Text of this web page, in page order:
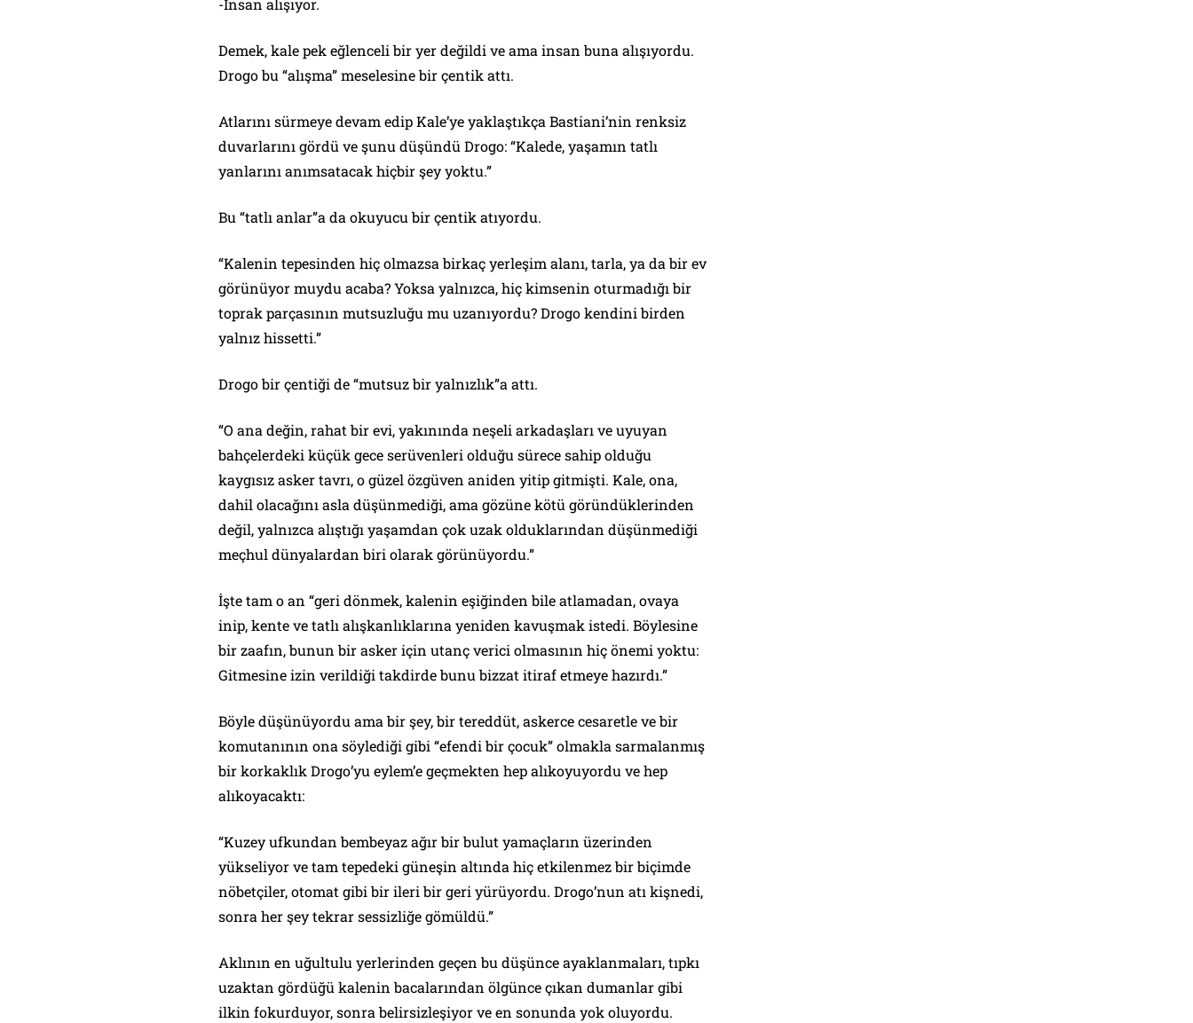
-İnsan alışıyor.
Demek, kale pek eğlenceli bir yer değildi ve ama insan buna alışıyordu.
Drogo bu “alışma” meselesine bir çentik attı.
Atlarını sürmeye devam edip Kale’ye yaklaştıkça Bastiani’nin renksiz
duvarlarını gördü ve şunu düşündü Drogo: “Kalede, yaşamın tatlı
yanlarını anımsatacak hiçbir şey yoktu.”
Bu “tatlı anlar”a da okuyucu bir çentik atıyordu.
“Kalenin tepesinden hiç olmazsa birkaç yerleşim alanı, tarla, ya da bir ev
görünüyor muydu acaba? Yoksa yalnızca, hiç kimsenin oturmadığı bir
toprak parçasının mutsuzluğu mu uzanıyordu? Drogo kendini birden
yalnız hissetti.”
Drogo bir çentiği de “mutsuz bir yalnızlık”a attı.
“O ana değin, rahat bir evi, yakınında neşeli arkadaşları ve uyuyan
bahçelerdeki küçük gece serüvenleri olduğu sürece sahip olduğu
kaygısız asker tavrı, o güzel özgüven aniden yitip gitmişti. Kale, ona,
dahil olacağını asla düşünmediği, ama gözüne kötü göründüklerinden
değil, yalnızca alıştığı yaşamdan çok uzak olduklarından düşünmediği
meçhul dünyalardan biri olarak görünüyordu.”
İşte tam o an “geri dönmek, kalenin eşiğinden bile atlamadan, ovaya
inip, kente ve tatlı alışkanlıklarına yeniden kavuşmak istedi. Böylesine
bir zaafın, bunun bir asker için utanç verici olmasının hiç önemi yoktu:
Gitmesine izin verildiği takdirde bunu bizzat itiraf etmeye hazırdı.”
Böyle düşünüyordu ama bir şey, bir tereddüt, askerce cesaretle ve bir
komutanının ona söylediği gibi “efendi bir çocuk” olmakla sarmalanmış
bir korkaklık Drogo’yu eylem’e geçmekten hep alıkoyuyordu ve hep
alıkoyacaktı:
“Kuzey ufkundan bembeyaz ağır bir bulut yamaçların üzerinden
yükseliyor ve tam tepedeki güneşin altında hiç etkilenmez bir biçimde
nöbetçiler, otomat gibi bir ileri bir geri yürüyordu. Drogo’nun atı kişnedi,
sonra her şey tekrar sessizliğe gömüldü.”
Aklının en uğultulu yerlerinden geçen bu düşünce ayaklanmaları, tıpkı
uzaktan gördüğü kalenin bacalarından ölgünce çıkan dumanlar gibi
ilkin fokurduyor, sonra belirsizleşiyor ve en sonunda yok oluyordu.